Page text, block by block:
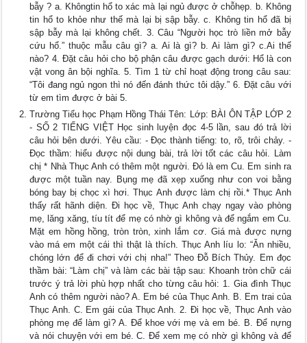
bẫy ? a. Khôngtin hổ to xác mà lại ngủ được ở chỗhẹp. b. Không
tin hổ to khỏe như thế mà lại bị sập bẫy. c. Không tin hổ đã bị
sập bẫy mà lại không chết. 3. Câu “Người học trò liền mở bẫy
cứu hổ.” thuộc mẫu câu gì? a. Ai là gì? b. Ai làm gì? c.Ai thế
nào? 4. Đặt câu hỏi cho bộ phận câu được gạch dưới: Hổ là con
vật vong ân bội nghĩa. 5. Tìm 1 từ chỉ hoạt động trong câu sau:
“Tôi đang ngủ ngon thì nó đến đánh thức tôi dậy.” 6. Đặt câu với
từ em tìm được ở bài 5.
Trường Tiểu học Phạm Hồng Thái Tên: Lớp: BÀI ÔN TẬP LỚP 2
- SỐ 2 TIẾNG VIỆT Học sinh luyện đọc 4-5 lần, sau đó trả lời
câu hỏi bên dưới. Yêu cầu: - Đọc thành tiếng: to, rõ, trôi chảy. -
Đọc thầm: hiểu được nội dung bài, trả lời tốt các câu hỏi. Làm
chị * Nhà Thục Anh có thêm một người. Đó là em Cu. Em sinh ra
được một tuần nay. Bụng mẹ đã xẹp xuống như con voi bằng
bóng bay bị chọc xì hơi. Thục Anh được làm chị rồi.* Thục Anh
thấy rất hãnh diện. Đi học về, Thục Anh chạy ngay vào phòng
mẹ, lăng xăng, tíu tít để mẹ có nhờ gì không và để ngắm em Cu.
Mặt em hồng hồng, tròn tròn, xinh lắm cơ. Giá mà được nựng
vào má em một cái thì thật là thích. Thục Anh líu lo: “Ăn nhiều,
chóng lớn để đi chơi với chị nha!” Theo Đỗ Bích Thủy. Em đọc
thầm bài: “Làm chị” và làm các bài tập sau: Khoanh tròn chữ cái
trước ý trả lời phù hợp nhất cho từng câu hỏi: 1. Gia đình Thục
Anh có thêm người nào? A. Em bé của Thục Anh. B. Em trai của
Thục Anh. C. Em gái của Thục Anh. 2. Đi học về, Thục Anh vào
phòng mẹ để làm gì? A. Để khoe với mẹ và em bé. B. Để nựng
và nói chuyện với em bé. C. Để xem mẹ có nhờ gì không và để